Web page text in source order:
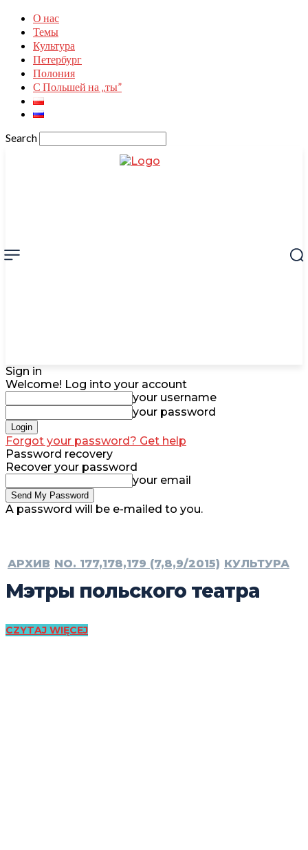
О нас
Темы
Культура
Петербург
Полония
С Польшей на „ты”
Search
Sign in
Welcome! Log into your account
your username
your password
Forgot your password? Get help
Password recovery
Recover your password
your email
A password will be e-mailed to you.
АРХИВ NO. 177,178,179 (7,8,9/2015) КУЛЬТУРА
Мэтры польского театра
CZYTAJ WIĘCEJ